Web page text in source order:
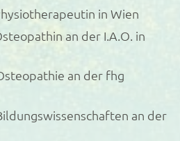
in Wien
an der I.A.O. in
an der fhg
an der